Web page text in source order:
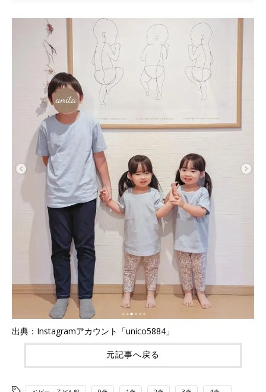
出典：Instagramアカウント「unico5884」
元記事へ戻る